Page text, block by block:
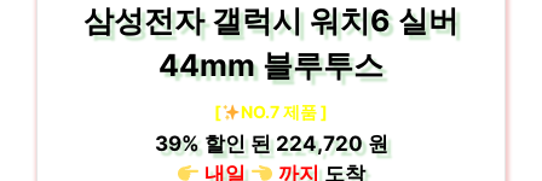
삼성전자 갤럭시 워치6 실버
44mm 블루투스
[ NO.7 제품 ]
39%할인 된224,720 원
내일
까지도착